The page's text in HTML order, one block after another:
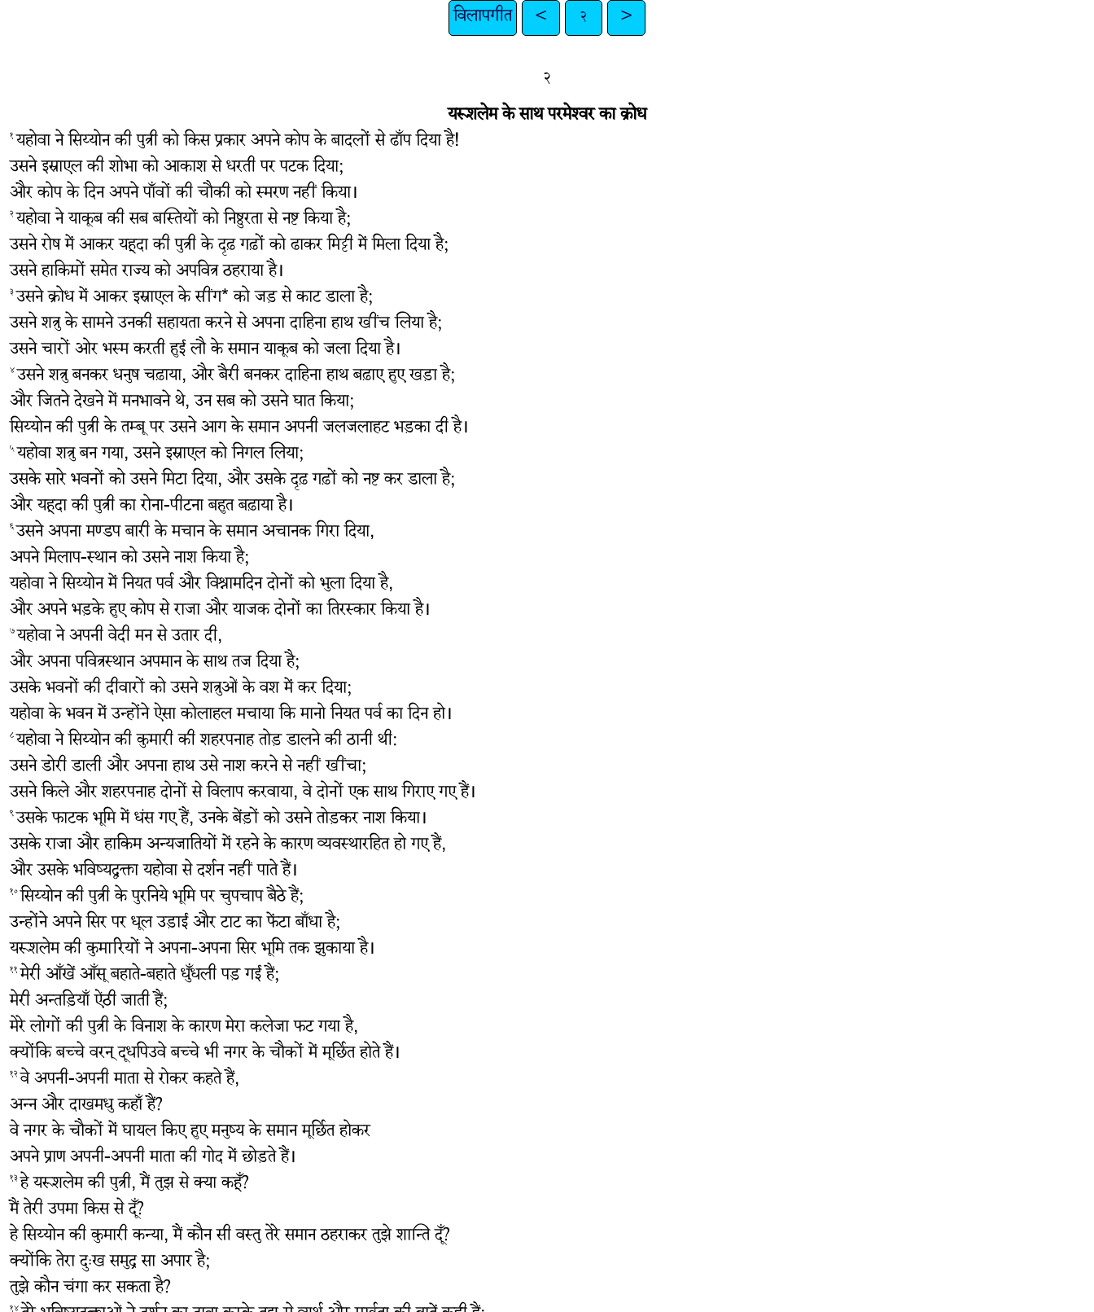
विलापगीत < २ >
२
यरूशलेम के साथ परमेश्‍वर का क्रोध
१यहोवा ने सिय्योन की पुत्री को किस प्रकार अपने कोप के बादलों से ढाँप दिया है!
उसने इस्राएल की शोभा को आकाश से धरती पर पटक दिया;
और कोप के दिन अपने पाँवों की चौकी को स्मरण नहीं किया।
२यहोवा ने याकूब की सब बस्तियों को निष्ठुरता से नष्ट किया है;
उसने रोष में आकर यहूदा की पुत्री के दृढ़ गढ़ों को ढाकर मिट्टी में मिला दिया है;
उसने हाकिमों समेत राज्य को अपवित्र ठहराया है।
३उसने क्रोध में आकर इस्राएल के सींग* को जड़ से काट डाला है;
उसने शत्रु के सामने उनकी सहायता करने से अपना दाहिना हाथ खींच लिया है;
उसने चारों ओर भस्म करती हुई लौ के समान याकूब को जला दिया है।
४उसने शत्रु बनकर धनुष चढ़ाया, और बैरी बनकर दाहिना हाथ बढ़ाए हुए खड़ा है;
और जितने देखने में मनभावने थे, उन सब को उसने घात किया;
सिय्योन की पुत्री के तम्बू पर उसने आग के समान अपनी जलजलाहट भड़का दी है।
५यहोवा शत्रु बन गया, उसने इस्राएल को निगल लिया;
उसके सारे भवनों को उसने मिटा दिया, और उसके दृढ़ गढ़ों को नष्ट कर डाला है;
और यहूदा की पुत्री का रोना-पीटना बहुत बढ़ाया है।
६उसने अपना मण्डप बारी के मचान के समान अचानक गिरा दिया,
अपने मिलाप-स्थान को उसने नाश किया है;
यहोवा ने सिय्योन में नियत पर्व और विश्रामदिन दोनों को भुला दिया है,
और अपने भड़के हुए कोप से राजा और याजक दोनों का तिरस्कार किया है।
७यहोवा ने अपनी वेदी मन से उतार दी,
और अपना पवित्रस्‍थान अपमान के साथ तज दिया है;
उसके भवनों की दीवारों को उसने शत्रुओं के वश में कर दिया;
यहोवा के भवन में उन्होंने ऐसा कोलाहल मचाया कि मानो नियत पर्व का दिन हो।
८यहोवा ने सिय्योन की कुमारी की शहरपनाह तोड़ डालने की ठानी थी:
उसने डोरी डाली और अपना हाथ उसे नाश करने से नहीं खींचा;
उसने किले और शहरपनाह दोनों से विलाप करवाया, वे दोनों एक साथ गिराए गए हैं।
९उसके फाटक भूमि में धंस गए हैं, उनके बेंड़ों को उसने तोड़कर नाश किया।
उसके राजा और हाकिम अन्यजातियों में रहने के कारण व्यवस्थारहित हो गए हैं,
और उसके भविष्यद्वक्ता यहोवा से दर्शन नहीं पाते हैं।
१०सिय्योन की पुत्री के पुरनिये भूमि पर चुपचाप बैठे हैं;
उन्होंने अपने सिर पर धूल उड़ाई और टाट का फेंटा बाँधा है;
यरूशलेम की कुमारियों ने अपना-अपना सिर भूमि तक झुकाया है।
११मेरी आँखें आँसू बहाते-बहाते धुँधली पड़ गई हैं;
मेरी अन्तड़ियाँ ऐंठी जाती हैं;
मेरे लोगों की पुत्री के विनाश के कारण मेरा कलेजा फट गया है,
क्योंकि बच्चे वरन् दूधपिउवे बच्चे भी नगर के चौकों में मूर्छित होते हैं।
१२वे अपनी-अपनी माता से रोकर कहते हैं,
अन्न और दाखमधु कहाँ हैं?
वे नगर के चौकों में घायल किए हुए मनुष्य के समान मूर्छित होकर
अपने प्राण अपनी-अपनी माता की गोद में छोड़ते हैं।
१३हे यरूशलेम की पुत्री, मैं तुझ से क्या कहूँ?
मैं तेरी उपमा किस से दूँ?
हे सिय्योन की कुमारी कन्या, मैं कौन सी वस्तु तेरे समान ठहराकर तुझे शान्ति दूँ?
क्योंकि तेरा दुःख समुद्र सा अपार है;
तुझे कौन चंगा कर सकता है?